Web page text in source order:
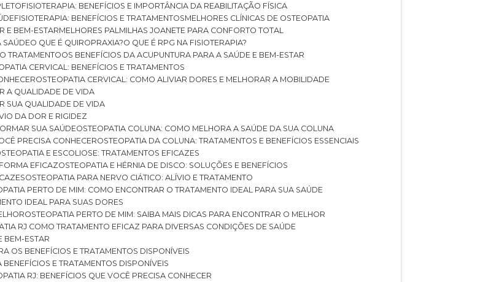
FISIOTERAPIA: BENEFÍCIOS E IMPORTÂNCIA DA REABILITAÇÃO FÍSICA
FISIOTERAPIA: BENEFÍCIOS E TRATAMENTOS
MELHORES CLÍNICAS DE OSTEOPATIA
E BEM-ESTAR
MELHORES PALMILHAS JOANETE PARA CONFORTO TOTAL
SAÚDE
O QUE É QUIROPRAXIA?
O QUE É RPG NA FISIOTERAPIA?
TRATAMENTO
OS BENEFÍCIOS DA ACUPUNTURA PARA A SAÚDE E BEM-ESTAR
CERVICAL: BENEFÍCIOS E TRATAMENTOS
OSTEOPATIA CERVICAL: COMO ALIVIAR DORES E MELHORAR A MOBILIDADE
A QUALIDADE DE VIDA
SUA QUALIDADE DE VIDA
DA DOR E RIGIDEZ
SUA SAÚDE
OSTEOPATIA COLUNA: COMO MELHORA A SAÚDE DA SUA COLUNA
PRECISA CONHECER
OSTEOPATIA DA COLUNA: TRATAMENTOS E BENEFÍCIOS ESSENCIAIS
OSTEOPATIA E ESCOLIOSE: TRATAMENTOS EFICAZES
EFICAZ
OSTEOPATIA E HÉRNIA DE DISCO: SOLUÇÕES E BENEFÍCIOS
OSTEOPATIA PARA NERVO CIÁTICO: ALÍVIO E TRATAMENTO
PERTO DE MIM: COMO ENCONTRAR O TRATAMENTO IDEAL PARA SUA SAÚDE
IDEAL PARA SUAS DORES
OSTEOPATIA PERTO DE MIM: SAIBA MAIS DICAS PARA ENCONTRAR O MELHOR
RJ COMO TRATAMENTO EFICAZ PARA DIVERSAS CONDIÇÕES DE SAÚDE
BEM-ESTAR
OS BENEFÍCIOS E TRATAMENTOS DISPONÍVEIS
BENEFÍCIOS E TRATAMENTOS DISPONÍVEIS
RJ: BENEFÍCIOS QUE VOCÊ PRECISA CONHECER